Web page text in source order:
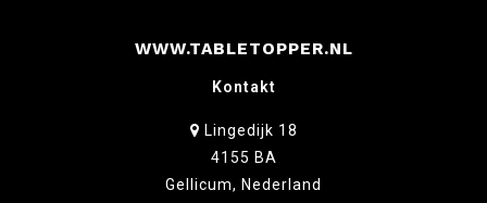
WWW.TABLETOPPER.NL
Kontakt
Lingedijk 18
4155 BA
Gellicum, Nederland